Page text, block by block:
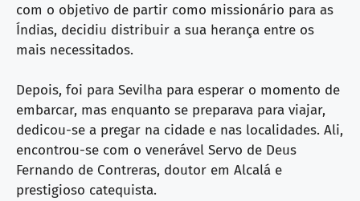
com o objetivo de partir como missionário para as
Índias, decidiu distribuir a sua herança entre os
mais necessitados.
Depois, foi para Sevilha para esperar o momento de
embarcar, mas enquanto se preparava para viajar,
dedicou-se a pregar na cidade e nas localidades. Ali,
encontrou-se com o venerável Servo de Deus
Fernando de Contreras, doutor em Alcalá e
prestigioso catequista.